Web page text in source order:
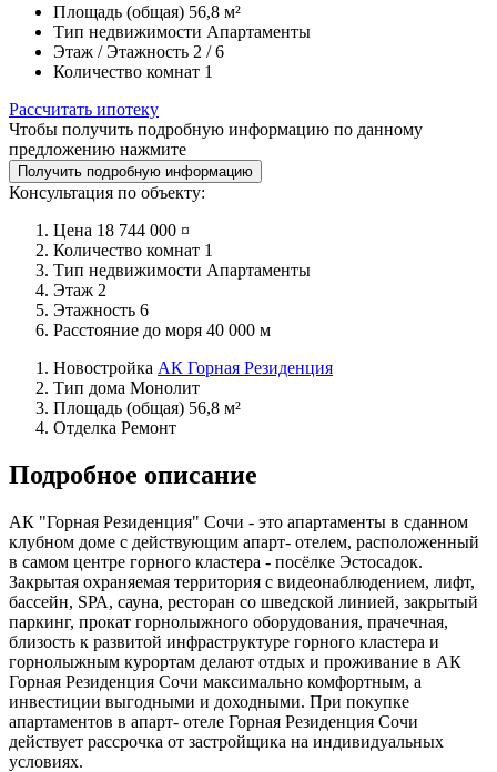
Площадь (общая) 56,8 м²
Тип недвижимости Апартаменты
Этаж / Этажность 2 / 6
Количество комнат 1
Рассчитать ипотеку
Чтобы получить подробную информацию по данному
предложению нажмите
Получить подробную информацию
Консультация по объекту:
Цена 18 744 000 ¤
Количество комнат 1
Тип недвижимости Апартаменты
Этаж 2
Этажность 6
Расстояние до моря 40 000 м
Новостройка АК Горная Резиденция
Тип дома Монолит
Площадь (общая) 56,8 м²
Отделка Ремонт
Подробное описание
АК "Горная Резиденция" Сочи - это апартаменты в сданном
клубном доме с действующим апарт- отелем, расположенный
в самом центре горного кластера - посёлке Эстосадок.
Закрытая охраняемая территория с видеонаблюдением, лифт,
бассейн, SРА, сауна, ресторан со шведской линией, закрытый
паркинг, прокат горнолыжного оборудования, прачечная,
близость к развитой инфраструктуре горного кластера и
горнолыжным курортам делают отдых и проживание в АК
Горная Резиденция Сочи максимально комфортным, а
инвестиции выгодными и доходными. При покупке
апартаментов в апарт- отеле Горная Резиденция Сочи
действует рассрочка от застройщика на индивидуальных
условиях.